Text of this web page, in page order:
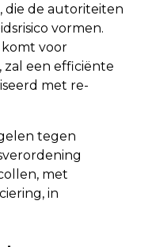
die de autoriteiten
vormen.
komt voor
een efficiënte
met re-
tegen
met
in